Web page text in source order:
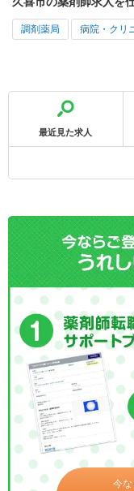
調剤薬局 病院・クリ
最近見た求人
今な